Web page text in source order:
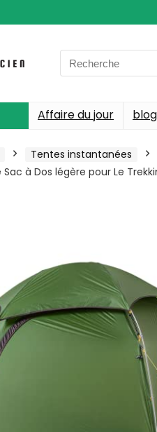
Search
for:
Affaire du jour
Tentes instantanées
Sac à Dos légère pour Le